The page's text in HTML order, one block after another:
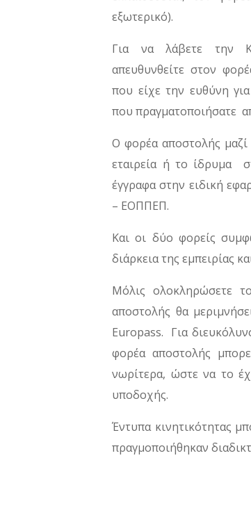
εξωτερικό).
Για να λάβετε την
απευθυνθείτε στον
που είχε την ευθύνη
που πραγματοποιήσατε
Ο φορέα αποστολής
εταιρεία ή το ίδρυμα
έγγραφα στην ειδική
– ΕΟΠΠΕΠ.
Και οι δύο φορείς
διάρκεια της εμπειρίας
Μόλις ολοκληρώσετε
αποστολής θα
Europass. Για
φορέα αποστολής
νωρίτερα, ώστε να το
υποδοχής.
Έντυπα κινητικότητας
πραγμοποιήθηκαν